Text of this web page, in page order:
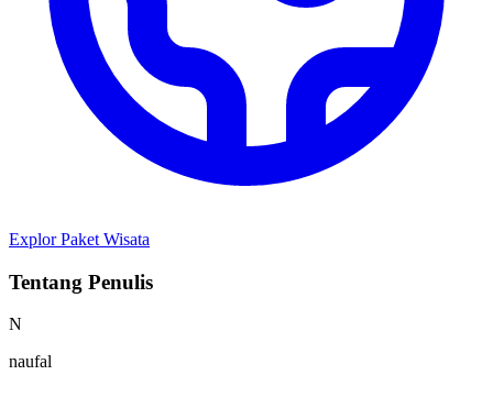
Explor Paket Wisata
Tentang Penulis
N
naufal